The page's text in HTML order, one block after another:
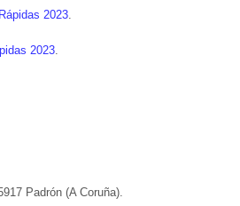
2023.
2023.
Padrón (A Coruña).